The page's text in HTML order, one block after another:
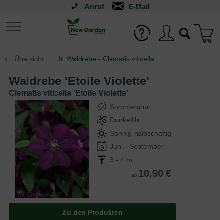
Anruf
Übersicht It. Waldrebe - Clematis viticella
Waldrebe 'Etoile Violette'
Clematis viticella 'Etoile Violette'
Sommergrün
Dunkellila
Sonnig-halbschattig
Juni - September
3 - 4 m
ab 10,90 €
Zu den Produkten